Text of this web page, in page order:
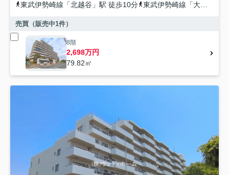
東武伊勢崎線 「北越谷 」駅 徒歩10分 東武伊勢崎線 「大袋
売買（販売中1件）
8階
2,698万円
79.82㎡